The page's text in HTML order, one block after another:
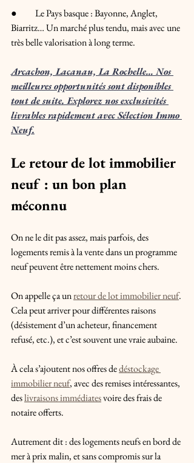
●	Le Pays basque : Bayonne, Anglet,
Biarritz… Un marché plus tendu, mais avec une
très belle valorisation à long terme.
Arcachon, Lacanau, La Rochelle… Nos
meilleures opportunités sont disponibles
tout de suite. Explorez nos exclusivités
livrables rapidement avec Sélection Immo
Neuf.
Le retour de lot immobilier
neuf : un bon plan
méconnu
On ne le dit pas assez, mais parfois, des
logements remis à la vente dans un programme
neuf peuvent être nettement moins chers.
On appelle ça un retour de lot immobilier neuf.
Cela peut arriver pour différentes raisons
(désistement d’un acheteur, financement
refusé, etc.), et c’est souvent une vraie aubaine.
À cela s’ajoutent nos offres de déstockage
immobilier neuf, avec des remises intéressantes,
des livraisons immédiates voire des frais de
notaire offerts.
Autrement dit : des logements neufs en bord de
mer à prix malin, et sans compromis sur la